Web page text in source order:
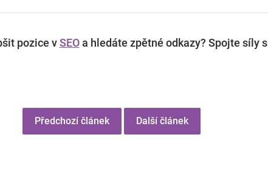
pozice vSEOa hledáte zpětné odkazy? Spojte síly s
Předchozí článek Další článek